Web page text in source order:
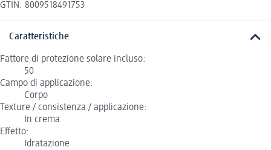
GTIN: 8009518491753
Caratteristiche
Fattore di protezione solare incluso:
50
Campo di applicazione:
Corpo
Texture / consistenza / applicazione:
In crema
Effetto:
Idratazione